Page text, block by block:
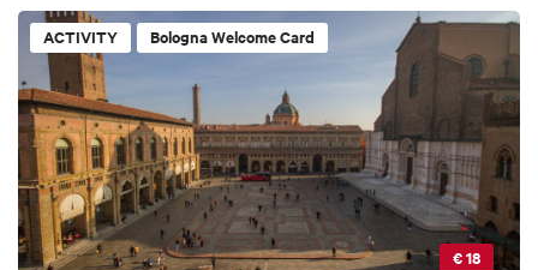
ACTIVITY Bologna Welcome Card
€ 18